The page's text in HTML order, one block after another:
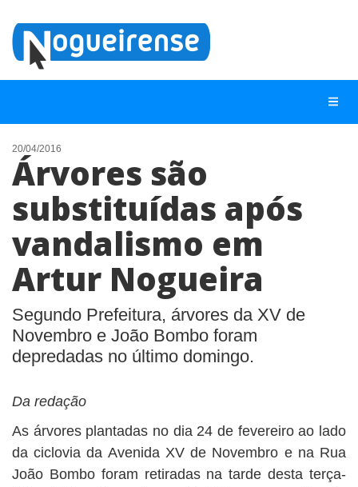
NOTÍCIAS
LISTA DIGITAL
TELEFONES ÚTEIS
CONTATO
ANUNCIE
20/04/2016
Árvores são
substituídas após
vandalismo em
Artur Nogueira
Segundo Prefeitura, árvores da XV de
Novembro e João Bombo foram
depredadas no último domingo.
Da redação
As árvores plantadas no dia 24 de fevereiro ao lado
da ciclovia da Avenida XV de Novembro e na Rua
João Bombo foram retiradas na tarde desta terça-